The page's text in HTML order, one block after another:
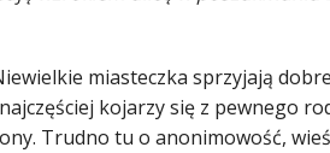
miasteczka sprzyjają
kojarzy się z pewnego
Trudno tu o anonimowość,